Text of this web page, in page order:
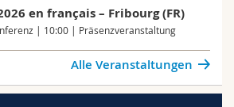
en français – Fribourg (FR)
| 10:00 | Präsenzveranstaltung
Alle Veranstaltungen